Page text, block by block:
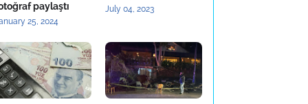
paylaştı
25, 2024
July 04, 2023